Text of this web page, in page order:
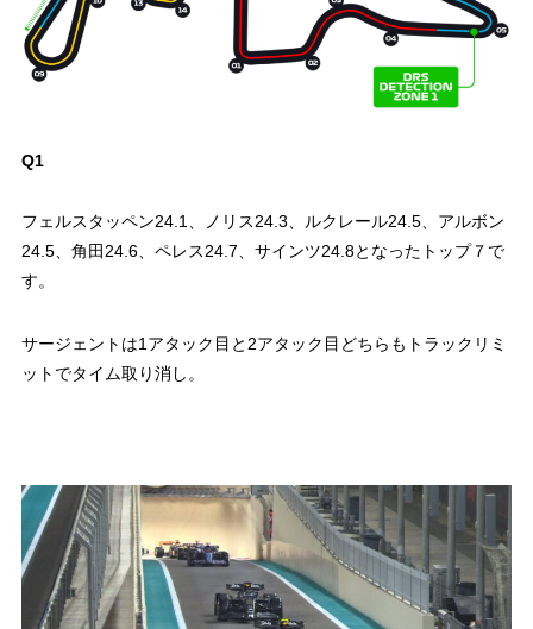
Q1
フェルスタッペン24.1、ノリス24.3、ルクレール24.5、アルボン
24.5、角田24.6、ペレス24.7、サインツ24.8となったトップ７で
す。
サージェントは1アタック目と2アタック目どちらもトラックリミ
ットでタイム取り消し。